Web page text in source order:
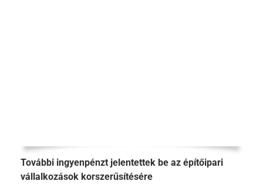
További ingyenpénzt jelentettek be az építőipari
vállalkozások korszerűsítésére